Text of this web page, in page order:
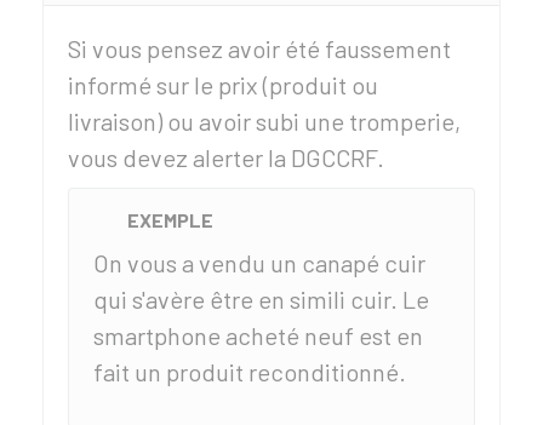
Si vous pensez avoir été faussement
informé sur le prix (produit ou
livraison) ou avoir subi une tromperie,
vous devez alerter la DGCCRF.
EXEMPLE
On vous a vendu un canapé cuir
qui s'avère être en simili cuir. Le
smartphone acheté neuf est en
fait un produit reconditionné.